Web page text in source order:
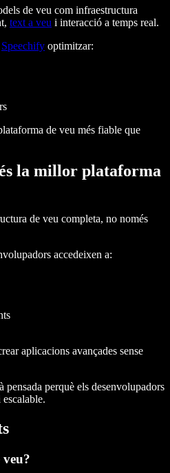
de veu com infraestructura
text a veu i interacció a temps real.
Speechify optimitzar:
de veu més fiable que
la millor plataforma
de veu completa, no només
accedeixen a:
aplicacions avançades sense
pensada perquè els desenvolupadors